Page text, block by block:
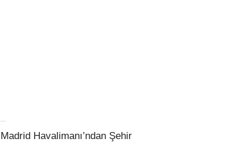
Madrid Havalimanı’ndan Şehir